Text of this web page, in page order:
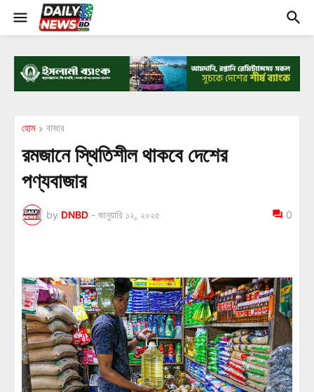
হোম বাজার
রমজানে স্থিতিশীল থাকবে দেশের
পণ্যবাজার
by DNBD - জানুয়ারি ১২, ২০২৫ 0